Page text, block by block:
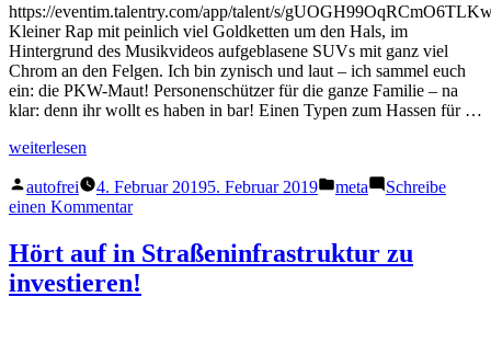
https://eventim.talentry.com/app/talent/s/
Kleiner Rap mit peinlich viel Goldketten um den Hals, im
Hintergrund des Musikvideos aufgeblasene SUVs mit ganz viel
Chrom an den Felgen. Ich bin zynisch und laut – ich sammel euch
ein: die PKW-Maut! Personenschützer für die ganze Familie – na
klar: denn ihr wollt es haben in bar! Einen Typen zum Hassen für …
„Bewerbung
Head
of
and
Marketing“
weiterlesen
Veröffentlicht
von
autofrei 4. Februar 20195. Februar 2019
Veröffentlicht
meta
Schreibe
einen Kommentarzu
zum
Head
of
Hört auf in Straßeninfrastruktur zu
investieren!